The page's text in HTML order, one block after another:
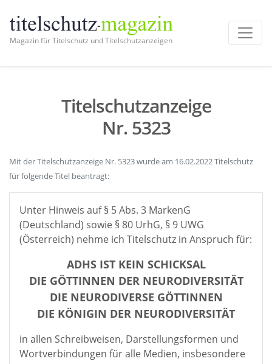
Magazin für Titelschutz und Titelschutzanzeigen
Titelschutzanzeige
Nr. 5323
Mit der Titelschutzanzeige Nr. 5323 wurde am 16.02.2022 Titelschutz
für folgende Titel beantragt:
Unter Hinweis auf § 5 Abs. 3 MarkenG
(Deutschland) sowie § 80 UrhG, § 9 UWG
(Österreich) nehme ich Titelschutz in Anspruch für:
ADHS IST KEIN SCHICKSAL
DIE GÖTTINNEN DER NEURODIVERSITÄT
DIE NEURODIVERSE GÖTTINNEN
DIE KÖNIGIN DER NEURODIVERSITÄT
in allen Schreibweisen, Darstellungsformen und
Wortverbindungen für alle Medien, insbesondere